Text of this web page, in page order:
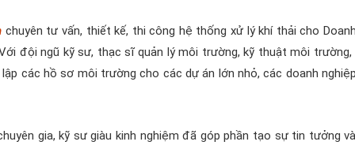
chuyên tư vấn, thiết kế, thi công hệ thống xử lý khí thải cho
đội ngũ kỹ sư, thạc sĩ quản lý môi trường, kỹ thuật môi trường,
các hồ sơ môi trường cho các dự án lớn nhỏ, các doanh
gia, kỹ sư giàu kinh nghiệm đã góp phần tạo sự tin tưởng